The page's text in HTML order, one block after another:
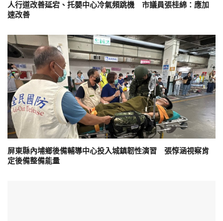
人行道改善延宕、托嬰中心冷氣頻跳機 市議員張桂綿：應加
速改善
屏東縣內埔鄉後備輔導中心投入城鎮韌性演習 張惇涵視察肯
定後備整備能量